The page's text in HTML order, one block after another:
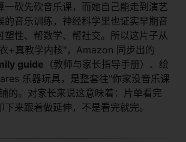
一砍先砍音乐课，而她自己能走到演艺
的音乐训练，神经科学里也证实早期音
塑性、帮数学、帮社交。所以这片子从
+真教学内核"，Amazon 同步出的
guide （教师与家长指导手册）、绘
乐器玩具，是整套往"你家没音乐课
的。对家长来说这意味着：片单看完
来跟着做延伸，不是看完就完。